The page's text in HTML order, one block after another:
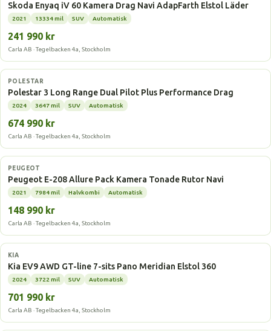
Skoda Enyaq iV 60 Kamera Drag Navi AdapFarth Elstol Läder
2021 13334 mil SUV Automatisk
241 990 kr
Carla AB · Tegelbacken 4a, Stockholm
Elbil
POLESTAR
Polestar 3 Long Range Dual Pilot Plus Performance Drag
2024 3647 mil SUV Automatisk
674 990 kr
Carla AB · Tegelbacken 4a, Stockholm
Elbil
PEUGEOT
Peugeot E-208 Allure Pack Kamera Tonade Rutor Navi
2021 7984 mil Halvkombi Automatisk
148 990 kr
Carla AB · Tegelbacken 4a, Stockholm
Elbil
KIA
Kia EV9 AWD GT-line 7-sits Pano Meridian Elstol 360
2024 3722 mil SUV Automatisk
701 990 kr
Carla AB · Tegelbacken 4a, Stockholm